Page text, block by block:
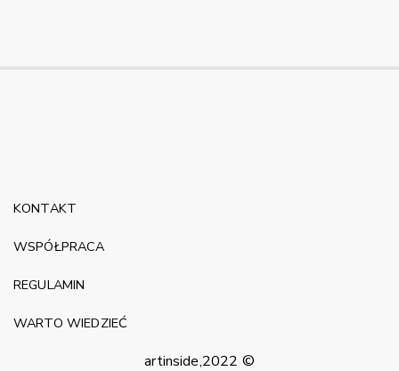
artinside,2022 ©
KONTAKT
WSPÓŁPRACA
REGULAMIN
WARTO WIEDZIEĆ